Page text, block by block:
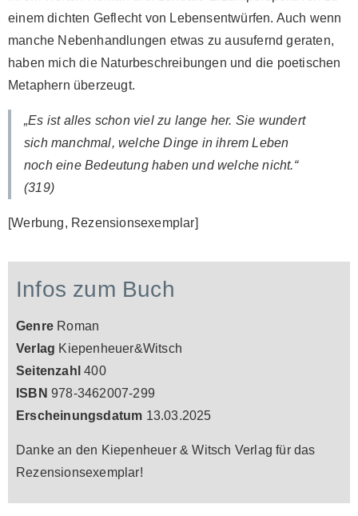
einem dichten Geflecht von Lebensentwürfen. Auch wenn
manche Nebenhandlungen etwas zu ausufernd geraten,
haben mich die Naturbeschreibungen und die poetischen
Metaphern überzeugt.
„Es ist alles schon viel zu lange her. Sie wundert
sich manchmal, welche Dinge in ihrem Leben
noch eine Bedeutung haben und welche nicht.“
(319)
[Werbung, Rezensionsexemplar]
Infos zum Buch
Genre Roman
Verlag Kiepenheuer&Witsch
Seitenzahl 400
ISBN 978-3462007-299
Erscheinungsdatum 13.03.2025
Danke an den Kiepenheuer & Witsch Verlag für das
Rezensionsexemplar!